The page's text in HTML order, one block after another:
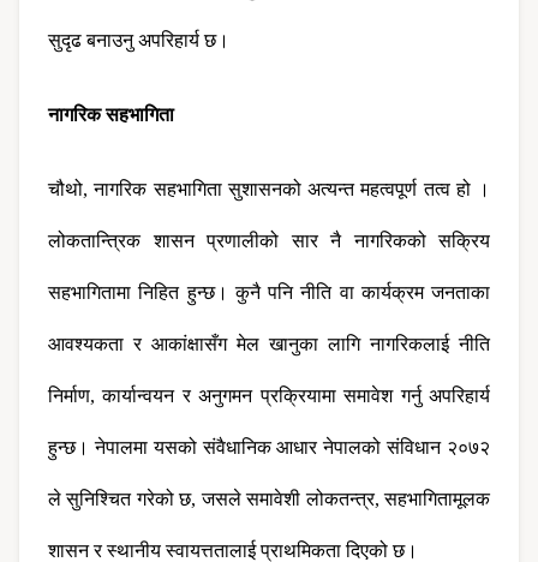
सुदृढ बनाउनु अपरिहार्य छ।
नागरिक सहभागिता
चौथो, नागरिक सहभागिता सुशासनको अत्यन्त महत्वपूर्ण तत्व हो ।
लोकतान्त्रिक शासन प्रणालीको सार नै नागरिकको सक्रिय
सहभागितामा निहित हुन्छ। कुनै पनि नीति वा कार्यक्रम जनताका
आवश्यकता र आकांक्षासँग मेल खानुका लागि नागरिकलाई नीति
निर्माण, कार्यान्वयन र अनुगमन प्रक्रियामा समावेश गर्नु अपरिहार्य
हुन्छ। नेपालमा यसको संवैधानिक आधार नेपालको संविधान २०७२
ले सुनिश्चित गरेको छ, जसले समावेशी लोकतन्त्र, सहभागितामूलक
शासन र स्थानीय स्वायत्ततालाई प्राथमिकता दिएको छ।